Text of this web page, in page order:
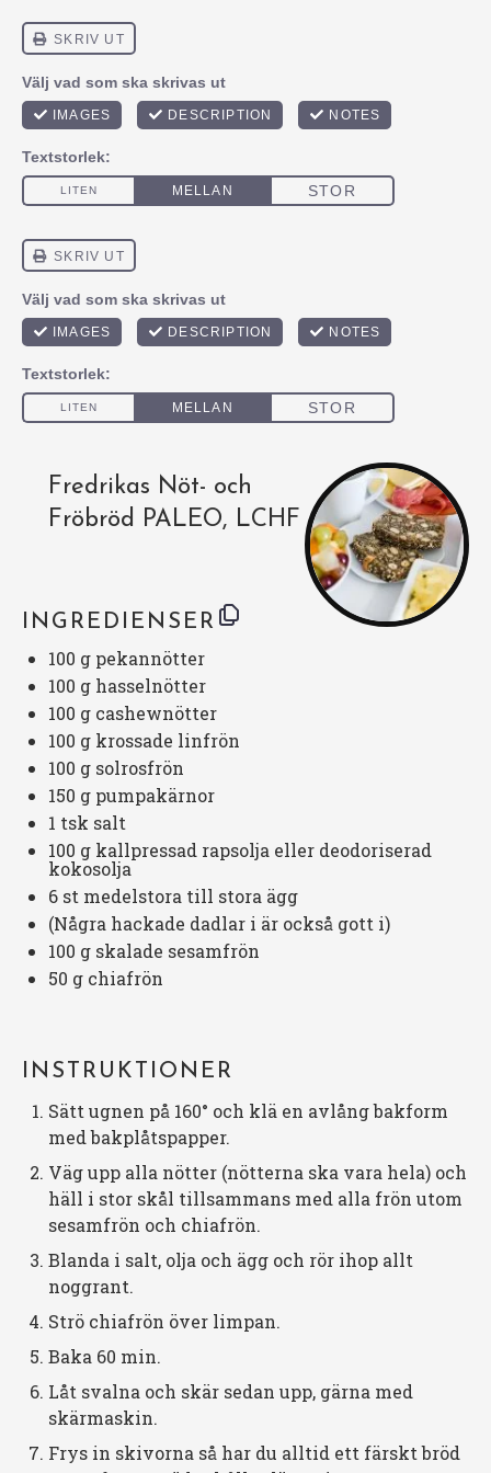
Fredrikas Nöt- och
Fröbröd PALEO, LCHF
INGREDIENSER
100 g pekannötter
100 g hasselnötter
100 g cashewnötter
100 g krossade linfrön
100 g solrosfrön
150 g pumpakärnor
1 tsk salt
100 g kallpressad rapsolja eller deodoriserad
kokosolja
6 st medelstora till stora ägg
(Några hackade dadlar i är också gott i)
100 g skalade sesamfrön
50 g chiafrön
INSTRUKTIONER
Sätt ugnen på 160° och klä en avlång bakform
med bakplåtspapper.
Väg upp alla nötter (nötterna ska vara hela) och
häll i stor skål tillsammans med alla frön utom
sesamfrön och chiafrön.
Blanda i salt, olja och ägg och rör ihop allt
noggrant.
Strö chiafrön över limpan.
Baka 60 min.
Låt svalna och skär sedan upp, gärna med
skärmaskin.
Frys in skivorna så har du alltid ett färskt bröd